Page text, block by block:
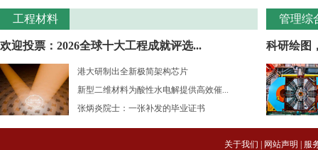
工程材料
欢迎投票：2026全球十大工程成就评选...
港大研制出全新极简架构芯片
新型二维材料为酸性水电解提供高效催...
张炳炎院士：一张补发的毕业证书
管理综
科研绘图
关于我们 网站声明
服